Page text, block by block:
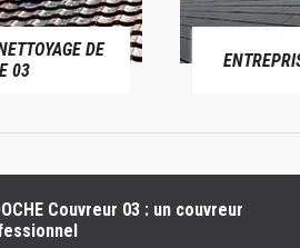
DE
03
Couvreur 03 : un couvreur